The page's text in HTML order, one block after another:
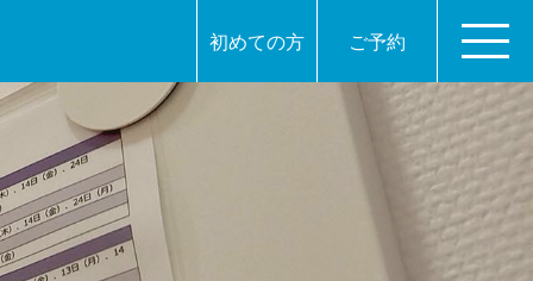
初めての方 ご予約